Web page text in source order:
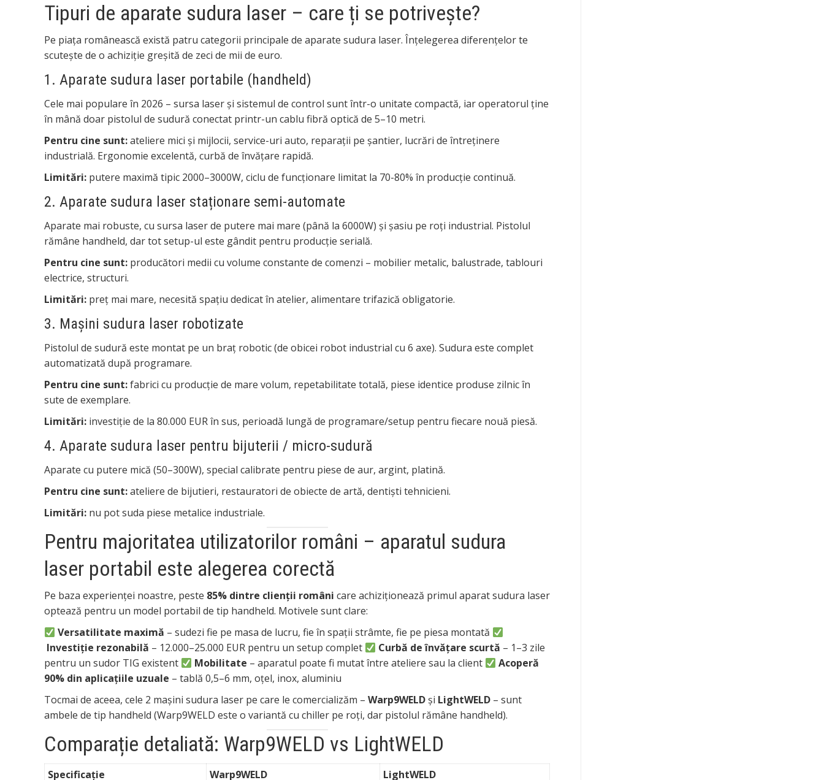
Tipuri de aparate sudura laser – care ți se potrivește?
Pe piața românească există patru categorii principale de aparate sudura laser. Înțelegerea diferențelor te
scutește de o achiziție greșită de zeci de mii de euro.
1. Aparate sudura laser portabile (handheld)
Cele mai populare în 2026 – sursa laser și sistemul de control sunt într-o unitate compactă, iar operatorul ține
în mână doar pistolul de sudură conectat printr-un cablu fibră optică de 5–10 metri.
Pentru cine sunt:ateliere mici și mijlocii, service-uri auto, reparații pe șantier, lucrări de întreținere
industrială. Ergonomie excelentă, curbă de învățare rapidă.
Limitări: putere maximă tipic 2000–3000W, ciclu de funcționare limitat la 70-80% în producție continuă.
2. Aparate sudura laser staționare semi-automate
Aparate mai robuste, cu sursa laser de putere mai mare (până la 6000W) și șasiu pe roți industrial. Pistolul
rămâne handheld, dar tot setup-ul este gândit pentru producție serială.
Pentru cine sunt: producători medii cu volume constante de comenzi – mobilier metalic, balustrade, tablouri
electrice, structuri.
Limitări: preț mai mare, necesită spațiu dedicat în atelier, alimentare trifazică obligatorie.
3. Mașini sudura laser robotizate
Pistolul de sudură este montat pe un braț robotic (de obicei robot industrial cu 6 axe). Sudura este complet
automatizată după programare.
Pentru cine sunt:fabrici cu producție de mare volum, repetabilitate totală, piese identice produse zilnic în
sute de exemplare.
Limitări: investiție de la 80.000 EUR în sus, perioadă lungă de programare/setup pentru fiecare nouă piesă.
4. Aparate sudura laser pentru bijuterii / micro-sudură
Aparate cu putere mică (50–300W), special calibrate pentru piese de aur, argint, platină.
Pentru cine sunt:ateliere de bijutieri, restauratori de obiecte de artă, dentiști tehnicieni.
Limitări: nu pot suda piese metalice industriale.
Pentru majoritatea utilizatorilor români – aparatul sudura
laser portabil este alegerea corectă
Pe baza experienței noastre, peste 85% dintre clienții români care achiziționează primul aparat sudura laser
optează pentru un model portabil de tip handheld. Motivele sunt clare:
Versatilitate maximă – sudezi fie pe masa de lucru, fie în spații strâmte, fie pe piesa montată
Investiție rezonabilă – 12.000–25.000 EUR pentru un setup complet Curbă de învățare scurtă – 1–3 zile
pentru un sudor TIG existent
Mobilitate – aparatul poate fi mutat între ateliere sau la client
Acoperă
90% din aplicațiile uzuale – tablă 0,5–6 mm, oțel, inox, aluminiu
Tocmai de aceea, cele 2 mașini sudura laser pe care le comercializăm – Warp9WELDși LightWELD – sunt
ambele de tip handheld (Warp9WELD este o variantă cu chiller pe roți, dar pistolul rămâne handheld).
Comparație detaliată: Warp9WELD vs LightWELD
Specificație Warp9WELD LightWELD